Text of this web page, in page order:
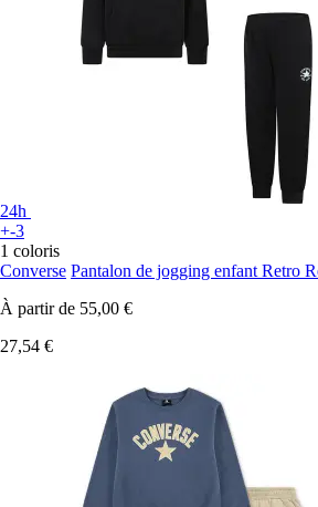
24h
+-3
1 coloris
Converse Pantalon de jogging enfant Retro
À partir de 55,00 €
27,54 €